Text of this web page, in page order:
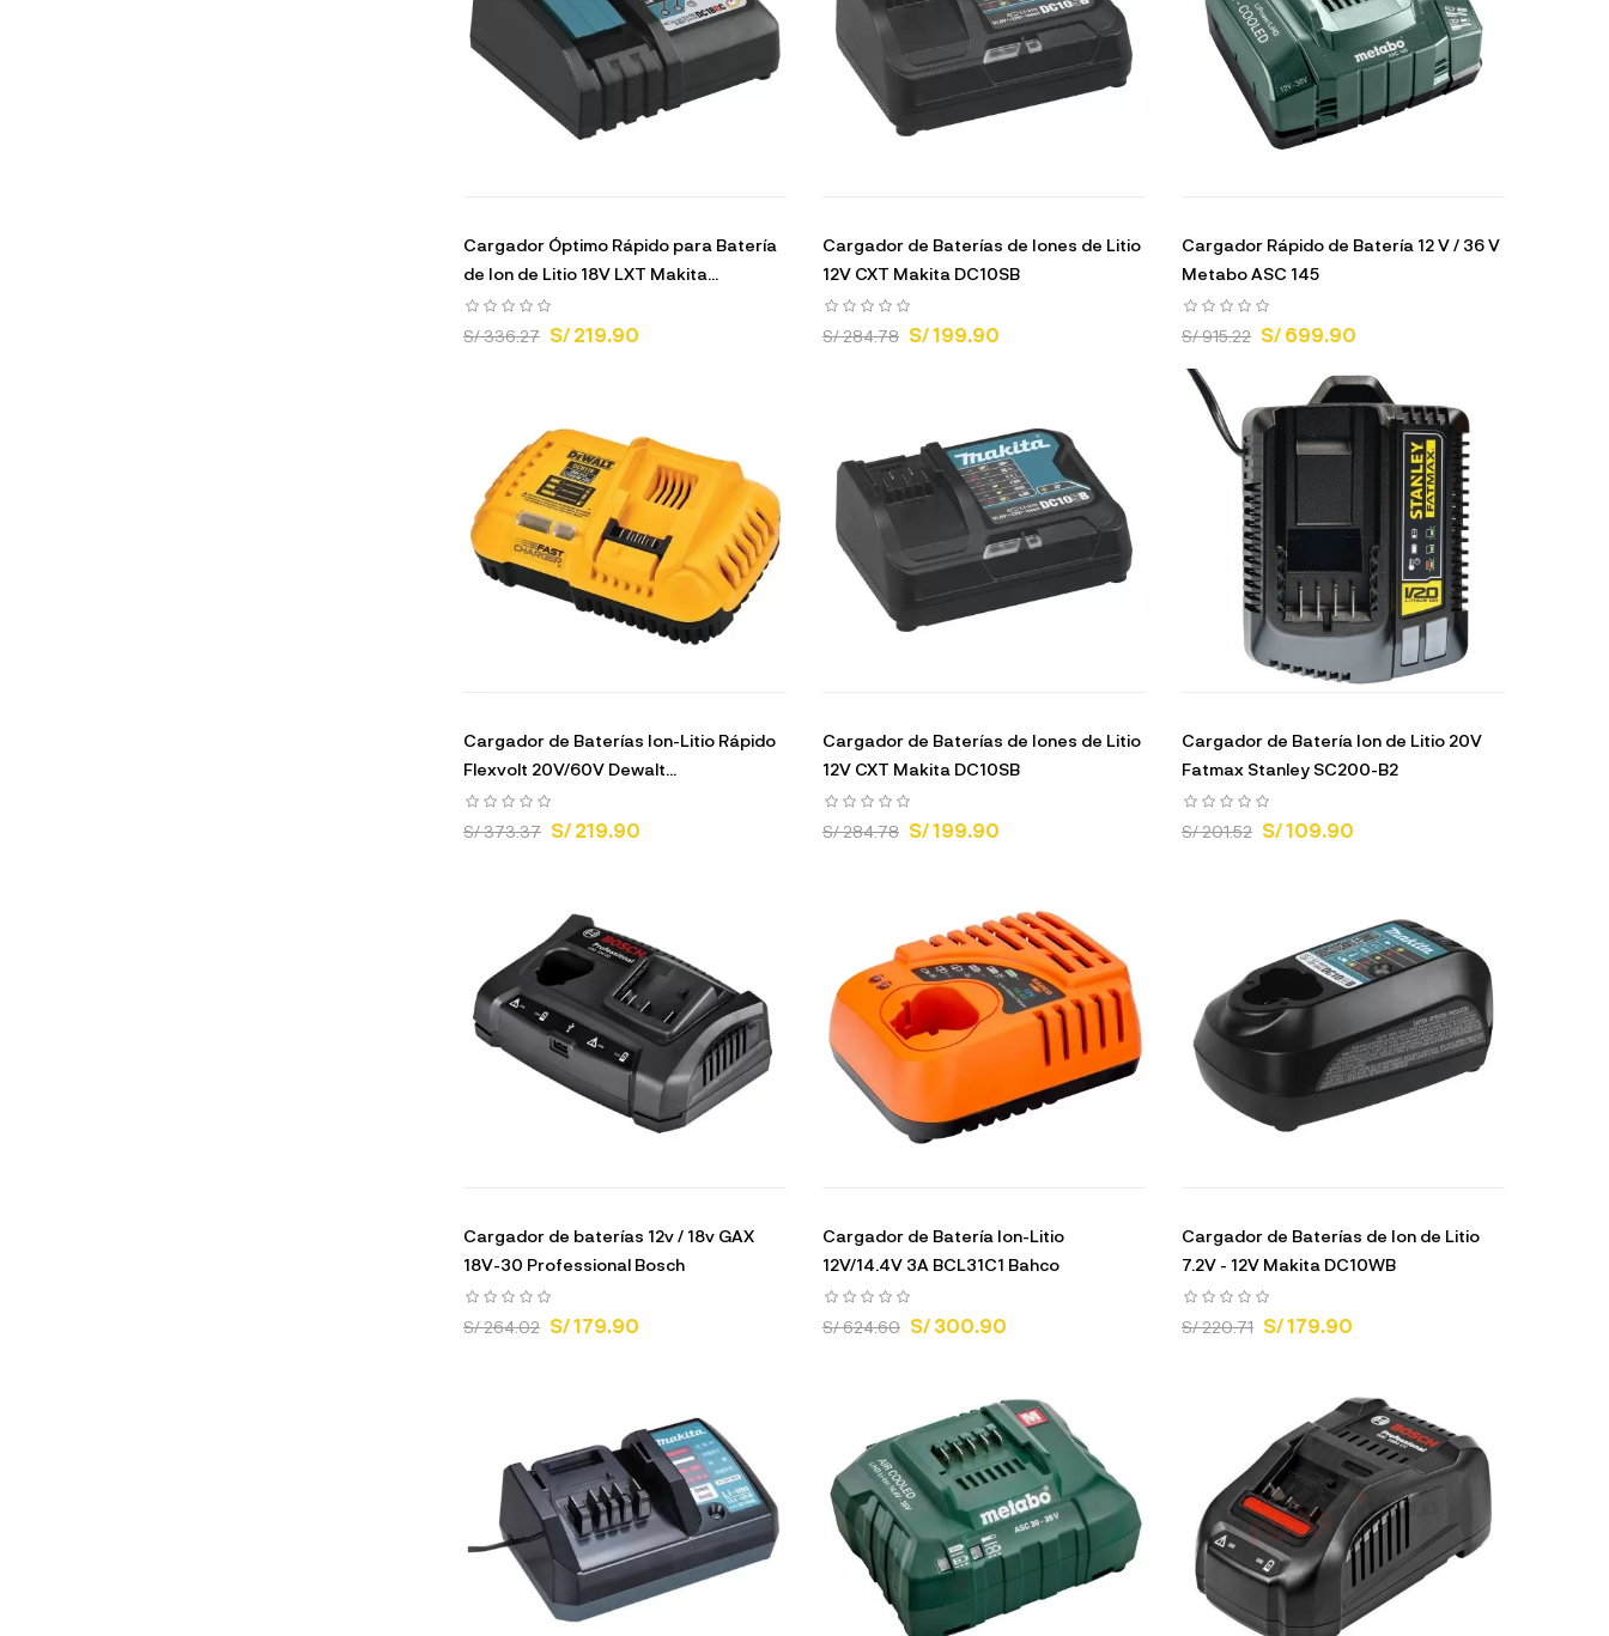
Cargador Óptimo Rápido para Batería
de Ion de Litio 18V LXT Makita...
S/ 336.27 S/ 219.90
Cargador de Baterías de Iones de Litio
12V CXT Makita DC10SB
S/ 284.78 S/ 199.90
Cargador Rápido de Batería 12 V / 36 V
Metabo ASC 145
S/ 915.22 S/ 699.90
Cargador de Baterías Ion-Litio Rápido
Flexvolt 20V/60V Dewalt...
S/ 373.37 S/ 219.90
Cargador de Baterías de Iones de Litio
12V CXT Makita DC10SB
S/ 284.78 S/ 199.90
Cargador de Batería Ion de Litio 20V
Fatmax Stanley SC200-B2
S/ 201.52 S/ 109.90
Cargador de baterías 12v / 18v GAX
18V-30 Professional Bosch
S/ 264.02 S/ 179.90
Cargador de Batería Ion-Litio
12V/14.4V 3A BCL31C1 Bahco
S/ 624.60 S/ 300.90
Cargador de Baterías de Ion de Litio
7.2V - 12V Makita DC10WB
S/ 220.71 S/ 179.90